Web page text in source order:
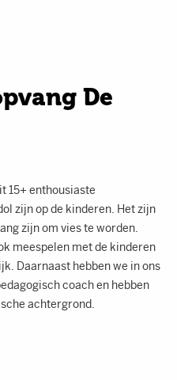
De
15+ enthousiaste
zijn op de kinderen. Het zijn
zijn om vies te worden.
meespelen met de kinderen
Daarnaast hebben we in ons
coach en hebben
achtergrond.